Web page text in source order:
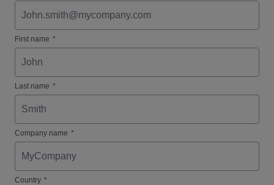
First name *
Last name *
Company name *
Country *